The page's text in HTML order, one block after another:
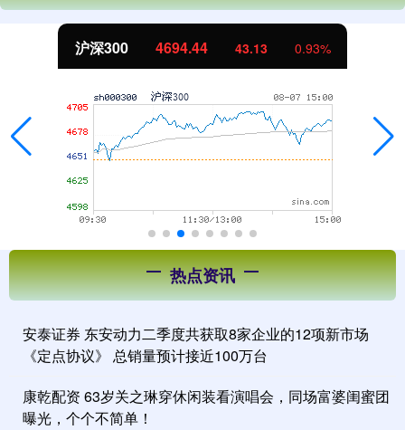
沪深300 4694.44 43.13 0.93%
热点资讯
安泰证券 东安动力二季度共获取8家企业的12项新市场
《定点协议》 总销量预计接近100万台
康乾配资 63岁关之琳穿休闲装看演唱会，同场富婆闺蜜团
曝光，个个不简单！